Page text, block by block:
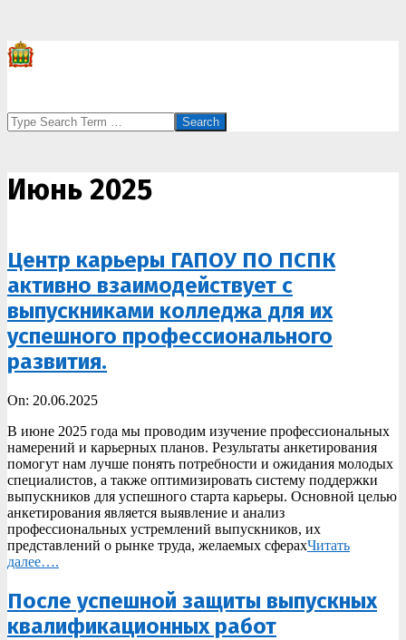
Search
Июнь 2025
Центр карьеры ГАПОУ ПО ПСПК
активно взаимодействует с
выпускниками колледжа для их
успешного профессионального
развития.
2025-
20
On: 20.06.2025
В июне 2025 года мы проводим изучение профессиональных
намерений и карьерных планов. Результаты анкетирования
помогут нам лучше понять потребности и ожидания молодых
специалистов, а также оптимизировать систему поддержки
выпускников для успешного старта карьеры. Основной целью
анкетирования является выявление и анализ
профессиональных устремлений выпускников, их
представлений о рынке труда, желаемых сферахЧитать
далее….
После успешной защиты выпускных
квалификационных работ